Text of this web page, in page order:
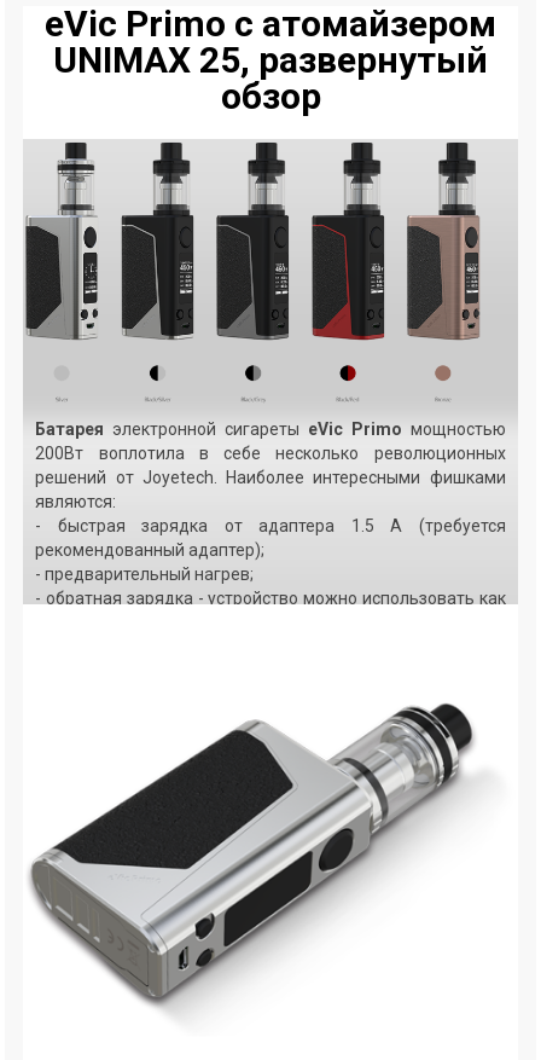
eVic Primo с атомайзером
UNIMAX 25, развернутый
обзор
Батарея электронной сигареты eVic Primo мощностью
200Вт воплотила в себе несколько революционных
решений от Joyetech. Наиболее интересными фишками
являются:
- быстрая зарядка от адаптера 1.5 А (требуется
рекомендованный адаптер);
- предварительный нагрев;
- обратная зарядка - устройство можно использовать как